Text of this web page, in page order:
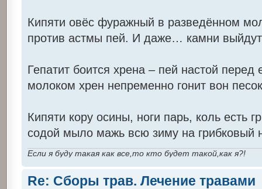
Кипяти овёс фуражный в разведённом
против астмы пей. И даже… камни выйдут
Гепатит боится хрена – пей настой перед
молоком хрен непременно гонит вон
Кипяти кору осины, ноги парь, коль есть
содой мыло мажь всю зиму на грибковый
Если я буду такая как все,то кто будет такой,как я?!
Re: Сборы трав. Лечение травами